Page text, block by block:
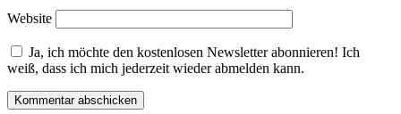
Website
Ja, ich möchte den kostenlosen Newsletter abonnieren! Ich
weiß, dass ich mich jederzeit wieder abmelden kann.